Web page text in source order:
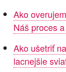
Ako
Náš proces
Ako ušetriť
lacnejšie